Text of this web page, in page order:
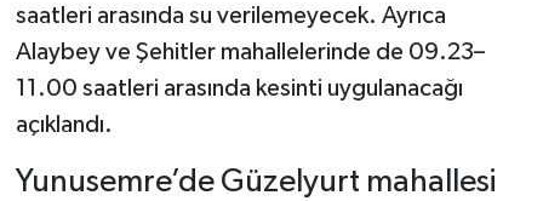
saatleri arasında su verilemeyecek. Ayrıca
Alaybey ve Şehitler mahallelerinde de 09.23–
11.00 saatleri arasında kesinti uygulanacağı
açıklandı.
Yunusemre’de Güzelyurt mahallesi